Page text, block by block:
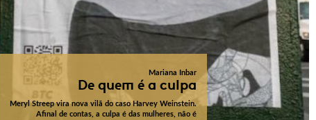
Mariana Inbar
De quem é a culpa
Meryl Streep vira nova vilã do caso Harvey Weinstein.
Afinal de contas, a culpa é das mulheres, não é